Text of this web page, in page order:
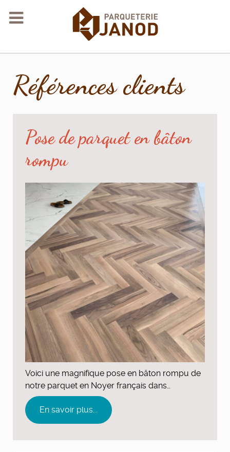
Références clients
Pose de parquet en bâton
rompu
Voici une magnifique pose en bâton rompu de
notre parquet en Noyer français dans…
En savoir plus...